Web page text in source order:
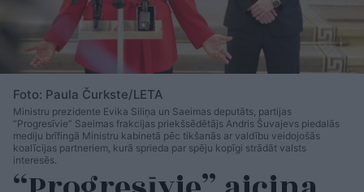
Foto: Paula Čurkste/LETA
Ministru prezidente Evika Siliņa un Saeimas deputāts, partijas
“Progresīvie” Saeimas frakcijas priekšsēdētājs Andris Šuvajevs piedalās
mediju brīfingā Ministru kabinetā pēc tikšanās ar valdību veidojošās
koalīcijas partneriem, kurā sprieda par spēju kopīgi strādāt valsts
interesēs.